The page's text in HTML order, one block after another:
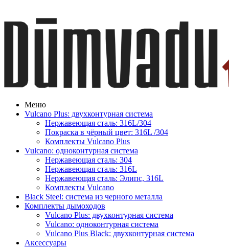
Меню
Vulcano Plus: двухконтурная система
Нержавеющая сталь: 316L/304
Покраска в чёрный цвет: 316L /304
Комплекты Vulcano Plus
Vulcano: одноконтурная система
Нержавеющая сталь: 304
Нержавеющая сталь: 316L
Нержавеющая сталь: Элипс, 316L
Комплекты Vulcano
Black Steel: система из черного металла
Комплекты дымоходов
Vulcano Plus: двухконтурная система
Vulcano: одноконтурная система
Vulcano Plus Black: двухконтурная система
Аксессуары